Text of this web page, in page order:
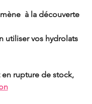
à la découverte
utiliser vos hydrolats
rupture de stock,